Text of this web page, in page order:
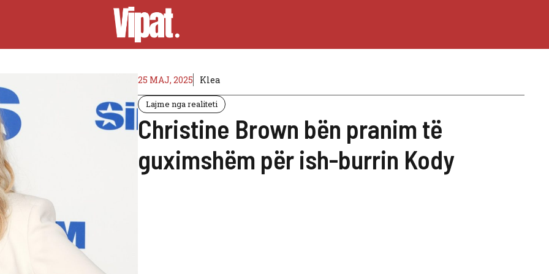
25 MAJ, 2025 Klea
Lajme nga realiteti
Christine Brown bën pranim të
guximshëm për ish-burrin Kody